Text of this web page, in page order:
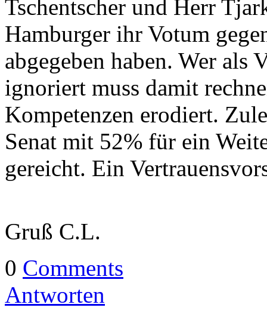
Tschentscher und Herr
Hamburger ihr Votum
abgegeben haben. Wer als
ignoriert muss damit
Kompetenzen erodiert.
Senat mit 52% für ein
gereicht. Ein
Gruß C.L.
0 Comments
Antworten